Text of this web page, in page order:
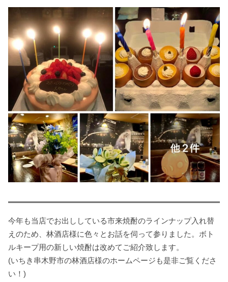
今年も当店でお出ししている市来焼酎のラインナップ入れ替
えのため、林酒店様に色々とお話を伺って参りました。ボト
ルキープ用の新しい焼酎は改めてご紹介致します。
(いちき串木野市の林酒店様のホームページも是非ご覧くださ
い！)